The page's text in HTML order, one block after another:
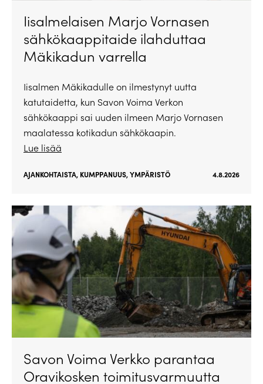
Iisalmelaisen Marjo Vornasen
sähkökaappitaide ilahduttaa
Mäkikadun varrella
Iisalmen Mäkikadulle on ilmestynyt uutta
katutaidetta, kun Savon Voima Verkon
sähkökaappi sai uuden ilmeen Marjo Vornasen
maalatessa kotikadun sähkökaapin.
Lue lisää
AJANKOHTAISTA, KUMPPANUUS,YMPÄRISTÖ 4.8.2026
Savon Voima Verkko parantaa
Oravikosken toimitusvarmuutta